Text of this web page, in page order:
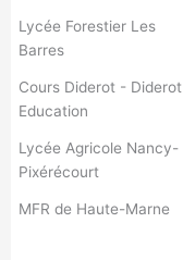
Lycée Forestier Les
Barres
Cours Diderot - Diderot
Education
Lycée Agricole Nancy-
Pixérécourt
MFR de Haute-Marne